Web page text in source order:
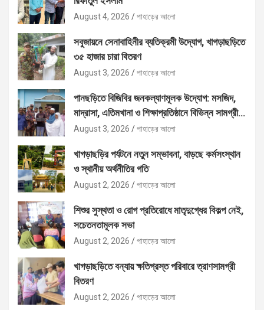
August 4, 2026 পাহাড়ের আলো
সবুজায়নে সেনাবাহিনীর ব্যতিক্রমী উদ্যোগ, খাগড়াছড়িতে
৩৫ হাজার চারা বিতরণ
August 3, 2026 পাহাড়ের আলো
পানছড়িতে বিজিবির জনকল্যাণমূলক উদ্যোগ: মসজিদ,
মাদ্রাসা, এতিমখানা ও শিক্ষাপ্রতিষ্ঠানে বিভিন্ন সামগ্রী
বিতরণ
August 3, 2026 পাহাড়ের আলো
খাগড়াছড়ির পর্যটনে নতুন সম্ভাবনা, বাড়ছে কর্মসংস্থান
ও স্থানীয় অর্থনীতির গতি
August 2, 2026 পাহাড়ের আলো
শিশুর সুস্থতা ও রোগ প্রতিরোধে মাতৃদুগ্ধের বিকল্প নেই,
সচেতনতামূলক সভা
August 2, 2026 পাহাড়ের আলো
খাগড়াছড়িতে বন্যায় ক্ষতিগ্রস্ত পরিবারে ত্রাণসামগ্রী
বিতরণ
August 2, 2026 পাহাড়ের আলো